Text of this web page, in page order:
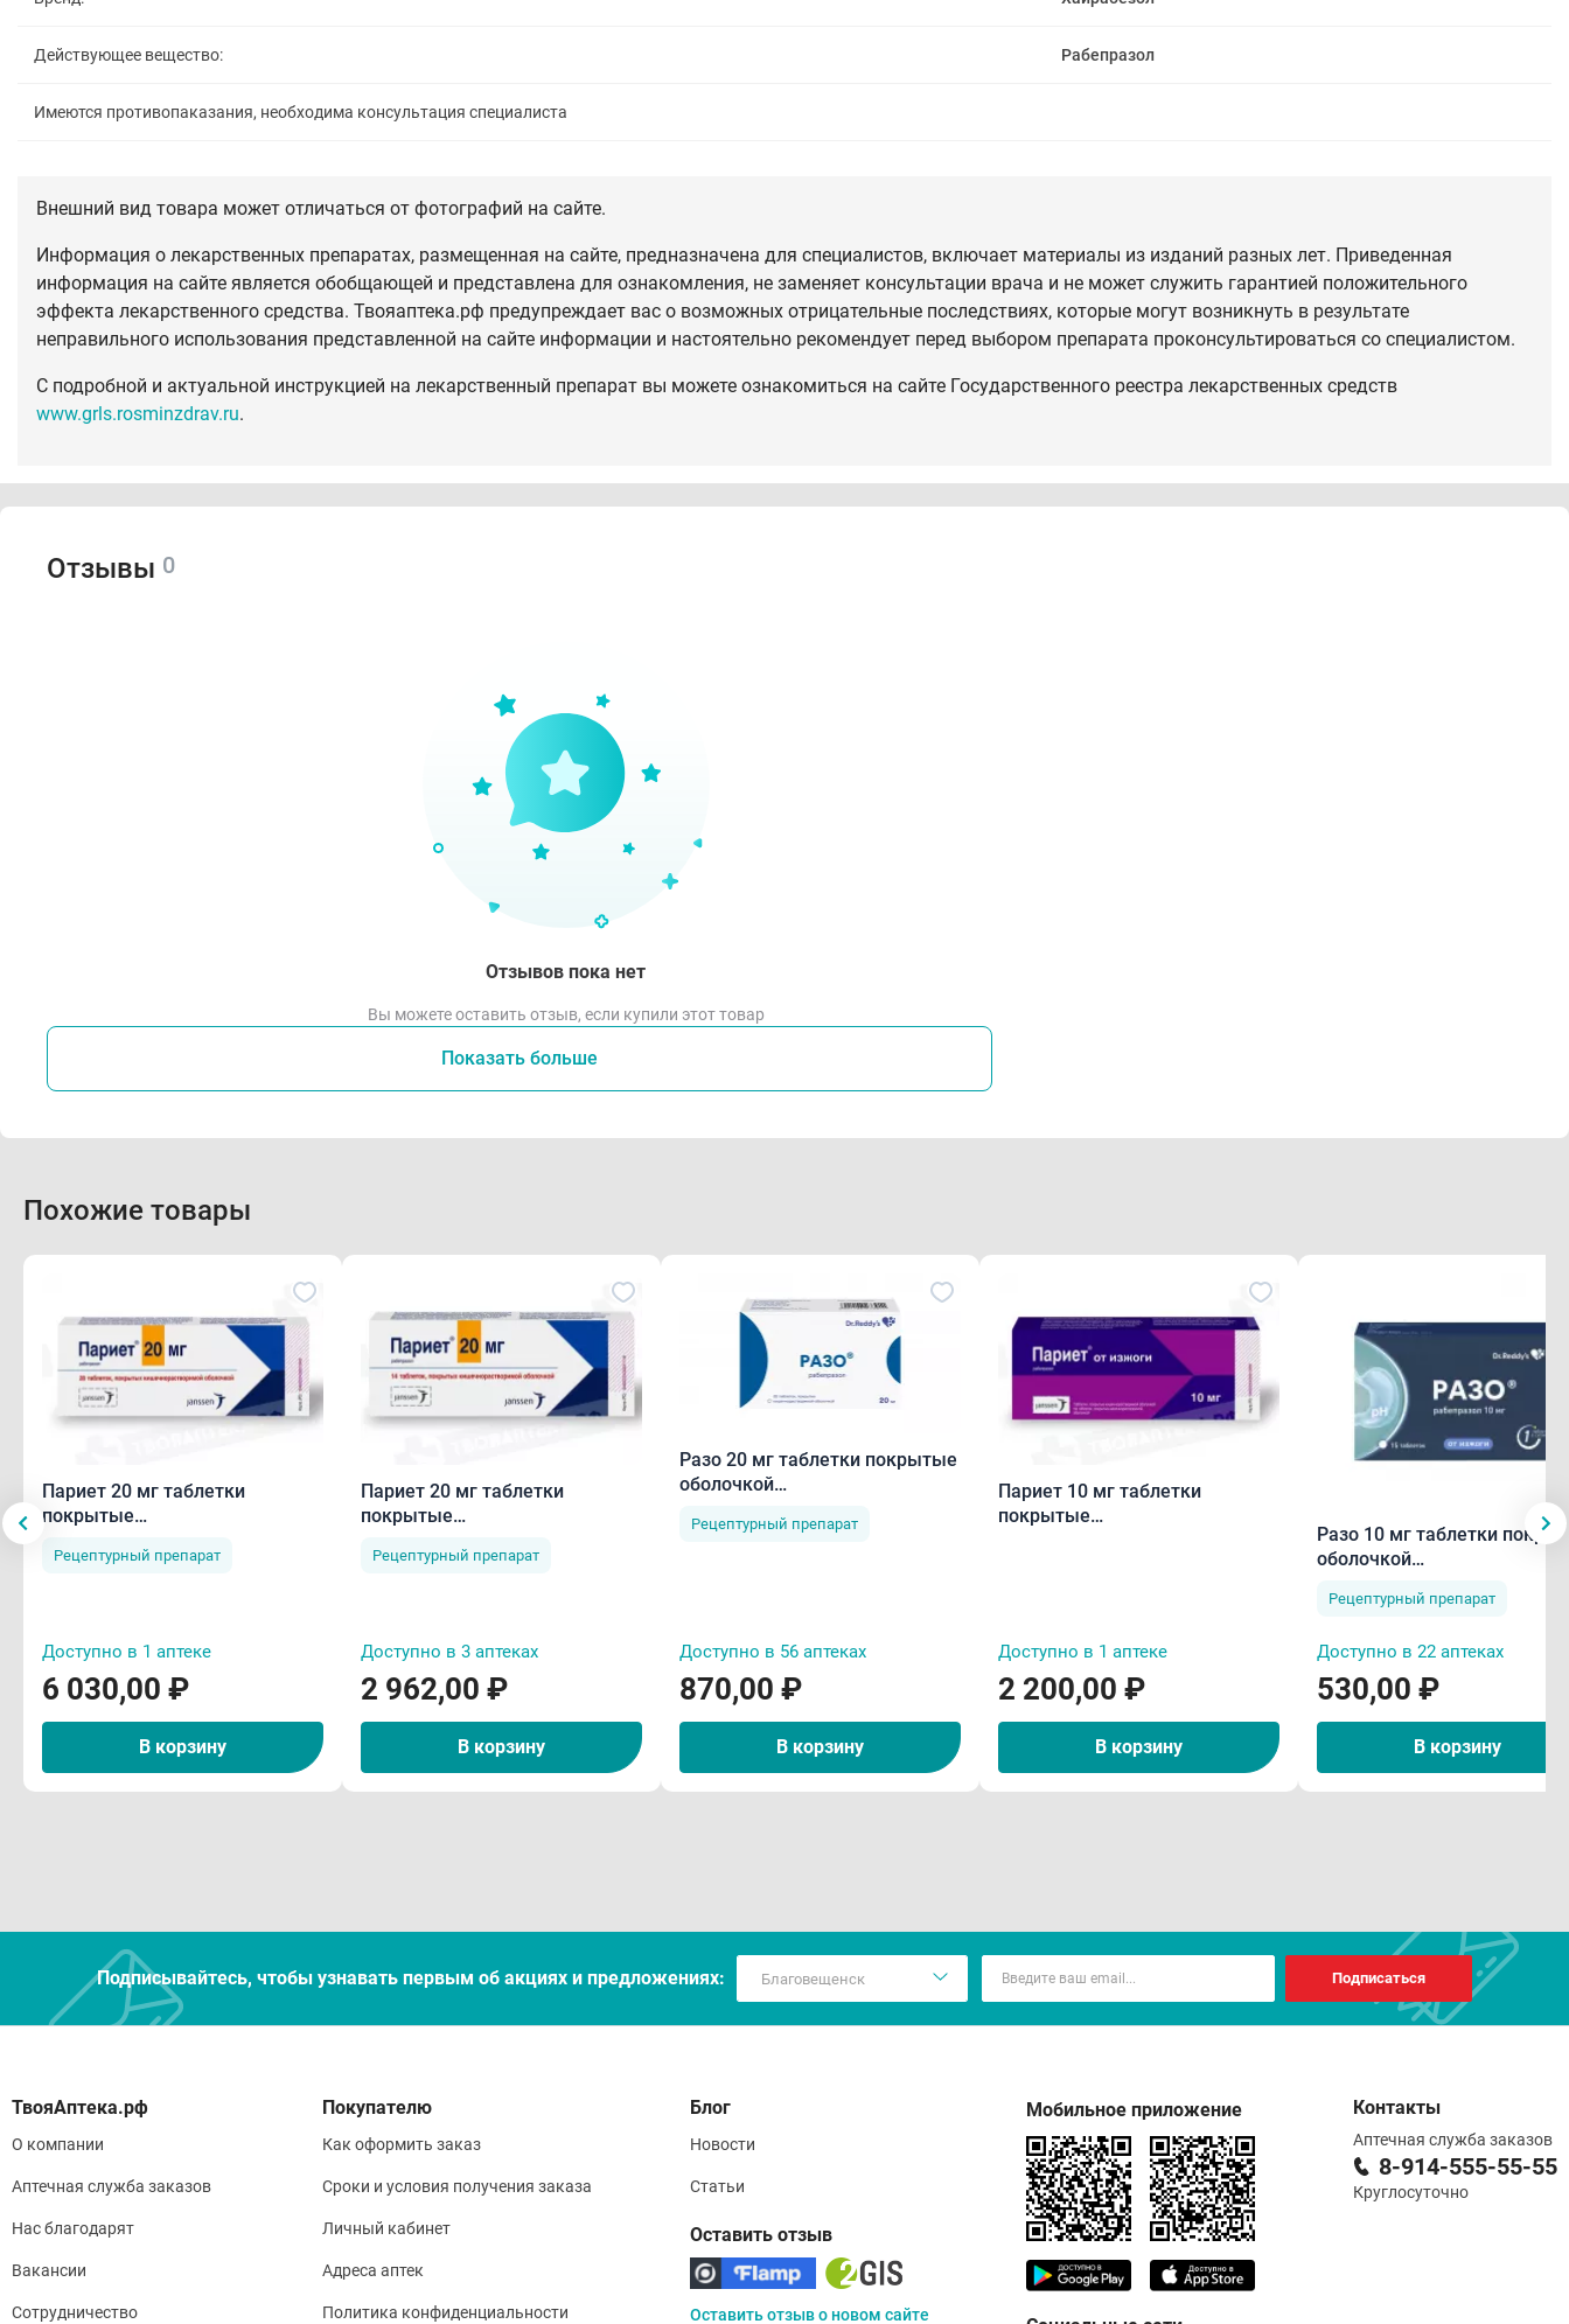
Действующее вещество: Рабепразол
Имеются противопаказания, необходима консультация специалиста
Внешний вид товара может отличаться от фотографий на сайте.
Информация о лекарственных препаратах, размещенная на сайте, предназначена для специалистов, включает материалы из изданий разных лет. Приведенная
информация на сайте является обобщающей и представлена для ознакомления, не заменяет консультации врача и не может служить гарантией положительного
эффекта лекарственного средства. Твояаптека.рф предупреждает вас о возможных отрицательные последствиях, которые могут возникнуть в результате
неправильного использования представленной на сайте информации и настоятельно рекомендует перед выбором препарата проконсультироваться со специалистом.
С подробной и актуальной инструкцией на лекарственный препарат вы можете ознакомиться на сайте Государственного реестра лекарственных средств
www.grls.rosminzdrav.ru.
Отзывы 0
Отзывов пока нет
Вы можете оставить отзыв, если купили этот товар
Показать больше
Похожие товары
Париет 20 мг таблетки
покрытые
оболочкой N28
Рецептурный препарат
Доступно в 1 аптеке
6 030,00 ₽
В корзину
Париет 20 мг таблетки
покрытые
оболочкой N14
Рецептурный препарат
Доступно в 3 аптеках
2 962,00 ₽
В корзину
Разо 20 мг таблетки покрытые
оболочкой
Рецептурный препарат
Доступно в 56 аптеках
870,00 ₽
В корзину
Париет 10 мг таблетки
покрытые
Доступно в 1 аптеке
2 200,00 ₽
В корзину
Разо 10 мг таблетки
оболочкой
Рецептурный препарат
Доступно в 22 аптеках
530,00 ₽
В корзину
Подписывайтесь, чтобы узнавать первым об акцияx и предложениях: Подписаться
О компании
Аптечная служба заказов
Нас благодарят
Вакансии
Сотрудничество
Покупателю
Как оформить заказ
Сроки и условия получения заказа
Личный кабинет
Адреса аптек
Политика конфиденциальности
Блог
Новости
Статьи
Оставить отзыв
Оставить отзыв о новом сайте
Мобильное приложение Контакты
Аптечная служба заказов
8-914-555-55-55
Круглосуточно